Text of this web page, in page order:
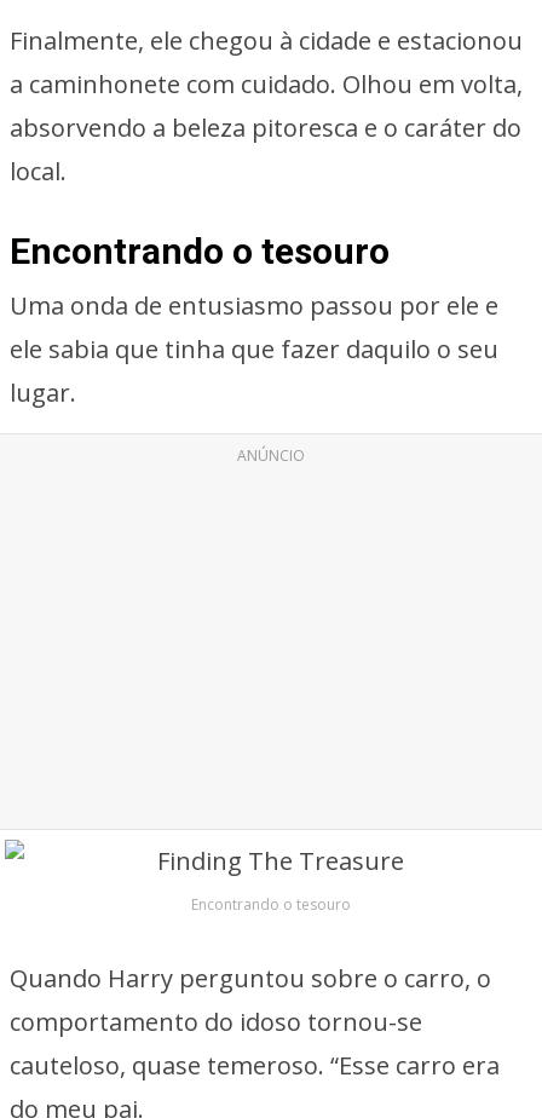
Finalmente, ele chegou à cidade e estacionou
a caminhonete com cuidado. Olhou em volta,
absorvendo a beleza pitoresca e o caráter do
local.
Encontrando o tesouro
Uma onda de entusiasmo passou por ele e
ele sabia que tinha que fazer daquilo o seu
lugar.
ANÚNCIO
Encontrando o tesouro
Quando Harry perguntou sobre o carro, o
comportamento do idoso tornou-se
cauteloso, quase temeroso. “Esse carro era
do meu pai.